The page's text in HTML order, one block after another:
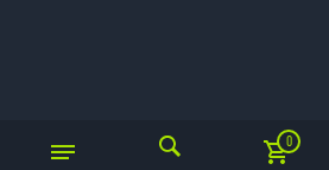
0